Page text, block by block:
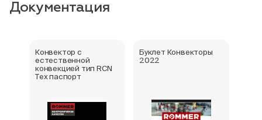
Документация
Конвектор с
естественной
конвекцией тип RCN
Тех паспорт
Буклет Конвекторы
2022